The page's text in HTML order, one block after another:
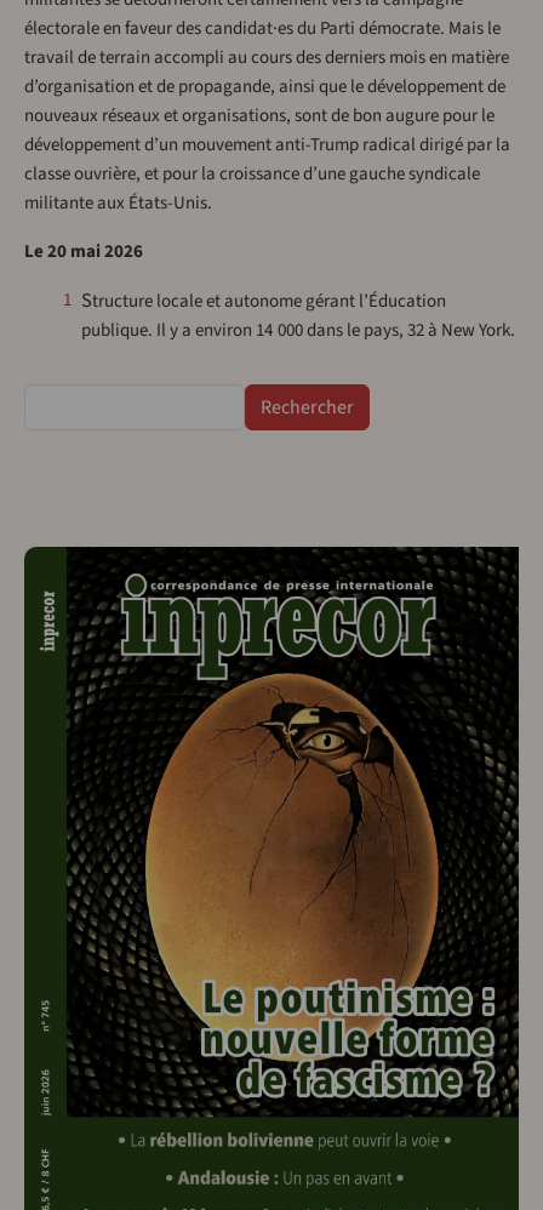
électorale en faveur des candidat·es du Parti démocrate. Mais le
travail de terrain accompli au cours des derniers mois en matière
d’organisation et de propagande, ainsi que le développement de
nouveaux réseaux et organisations, sont de bon augure pour le
développement d’un mouvement anti-Trump radical dirigé par la
classe ouvrière, et pour la croissance d’une gauche syndicale
militante aux États-Unis.
Le 20 mai 2026
1 Structure locale et autonome gérant l’Éducation
publique. Il y a environ 14 000 dans le pays, 32 à New York.